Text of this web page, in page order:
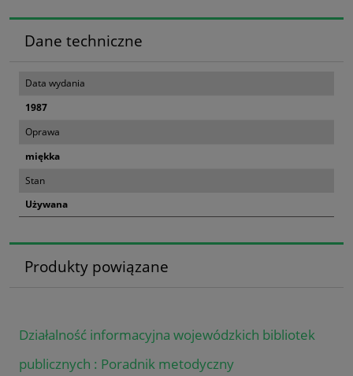
Dane techniczne
Data wydania
1987
Oprawa
miękka
Stan
Używana
Produkty powiązane
Działalność informacyjna wojewódzkich bibliotek
publicznych : Poradnik metodyczny